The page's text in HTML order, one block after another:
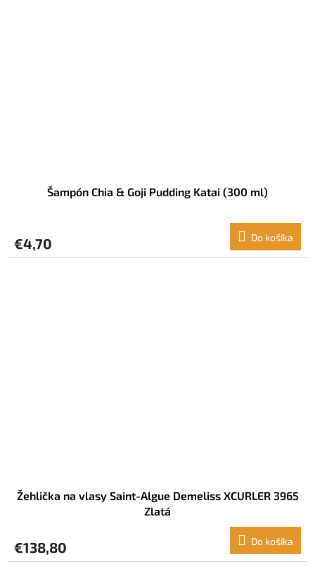
Šampón Chia & Goji Pudding Katai (300 ml)
€4,70 Do košíka
Žehlička na vlasy Saint-Algue Demeliss XCURLER 3965
Zlatá
€138,80 Do košíka